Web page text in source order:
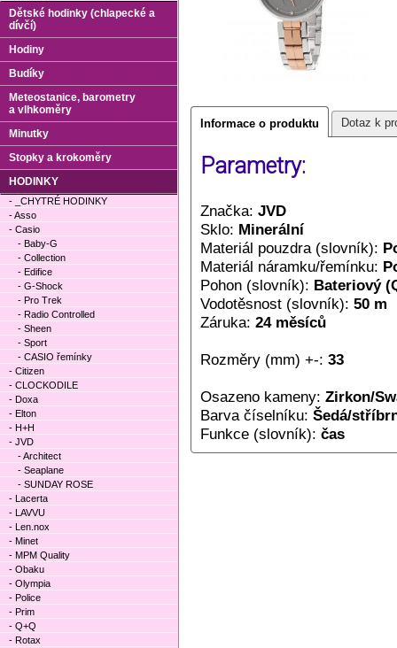
Informace o produktu Dotaz k
Parametry:
Značka: JVD
Sklo: Minerální
Materiál pouzdra (slovník):
Materiál náramku/řemínku:
Pohon (slovník): Bateriový
Vodotěsnost (slovník): 50 m
Záruka: 24 měsíců
Rozměry (mm) +-: 33
Osazeno kameny: Zirkon/
Barva číselníku: Šedá/
Funkce (slovník): čas
Dětské hodinky (chlapecké a
dívčí)
Hodiny
Budíky
Meteostanice, barometry
a vlhkoměry
Minutky
Stopky a krokoměry
HODINKY
- _CHYTRÉ HODINKY
- Asso
- Casio
- Baby-G
- Collection
- Edifice
- G-Shock
- Pro Trek
- Radio Controlled
- Sheen
- Sport
- CASIO řemínky
- Citizen
- CLOCKODILE
- Doxa
- Elton
- H+H
- JVD
- Architect
- Seaplane
- SUNDAY ROSE
- Lacerta
- LAVVU
- Len.nox
- Minet
- MPM Quality
- Obaku
- Olympia
- Police
- Prim
- Q+Q
- Rotax